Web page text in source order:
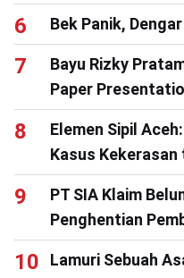
Bek Panik,
Bayu Rizky
Paper
Elemen Sipil
Kasus
PT SIA Klaim
Penghentian
Lamuri Sebuah